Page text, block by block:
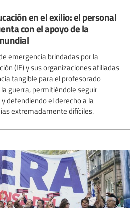
en el exilio: el personal
con el apoyo de la
emergencia brindadas por la
(IE) y sus organizaciones afiliadas
tangible para el profesorado
guerra, permitiéndole seguir
defendiendo el derecho a la
extremadamente difíciles.